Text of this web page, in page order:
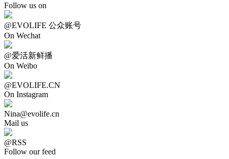
Follow us on
@EVOLIFE 公众账号
On Wechat
@爱活新鲜播
On Weibo
@EVOLIFE.CN
On Instagram
Nina@evolife.cn
Mail us
@RSS
Follow our feed